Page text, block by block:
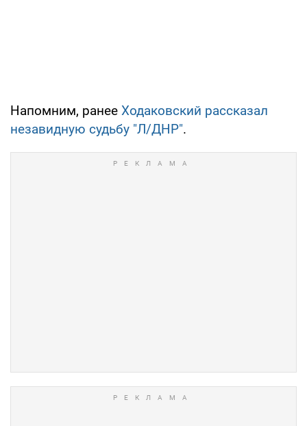
Напомним, ранее Ходаковский рассказал
незавидную судьбу "Л/ДНР".